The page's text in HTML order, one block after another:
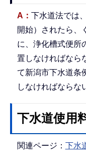
A： 下水道法では
開始）されたら、
に、浄化槽式便所
置しなければなら
て新潟市下水道条
しなければならな
下水道使用
関連ページ： 下水